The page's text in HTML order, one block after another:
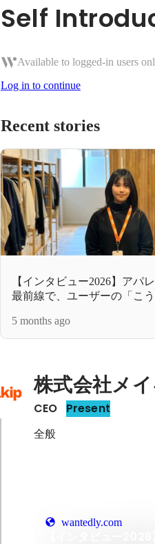
Self
Available to logged-in users
Log in to continue
Recent stories
【インタビュー2026】アパ
最前線で、ユーザーの「こ
5 months ago
株式会社メ
CEO Present
全般
wantedly.com